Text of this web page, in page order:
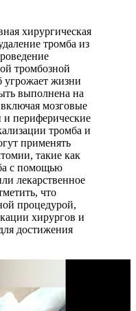
хирургическая
тромба из
тромбозной
угрожает жизни
выполнена на
мозговые
и периферические
тромба и
применять
такие как
с помощью
лекарственное
что
процедурой,
хирургов и
достижения